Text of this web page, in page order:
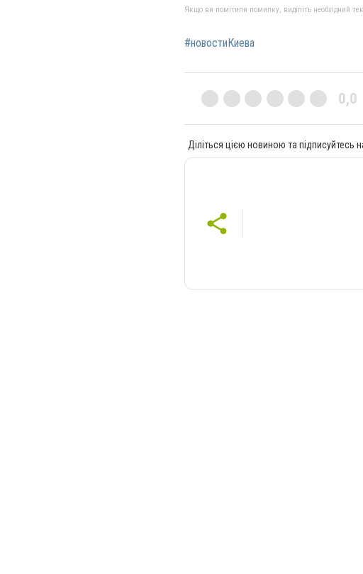
Якщо ви помітили помилку, виділіть необхідний
#новостиКиева
0,0
Діліться цією новиною та підписуйтесь